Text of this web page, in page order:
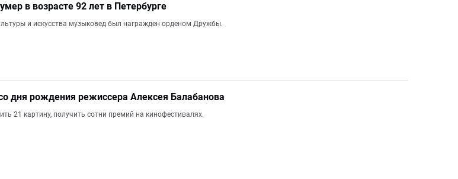
в возрасте 92 лет в Петербурге
и искусства музыковед был награжден орденом Дружбы.
дня рождения режиссера Алексея Балабанова
21 картину, получить сотни премий на кинофестивалях.